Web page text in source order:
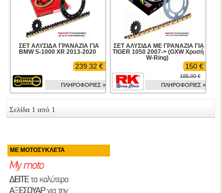
ΣΕΤ ΑΛΥΣΙΔΑ ΓΡΑΝΑΖΙΑ ΓΙΑ
BMW S-1000 XR 2013-2020
239.32 €
ΠΛΗΡΟΦΟΡΙΕΣ »
ΣΕΤ ΑΛΥΣΙΔΑ ΜΕ ΓΡΑΝΑΖΙΑ ΓΙΑ
TIGER 1050 2007-> (GXW Χρυσή
W-Ring)
150 €
185.00 €
ΠΛΗΡΟΦΟΡΙΕΣ »
Σελίδα 1 από 1
ΜΕ ΜΟΤΟΣΥΚΛΕΤΑ